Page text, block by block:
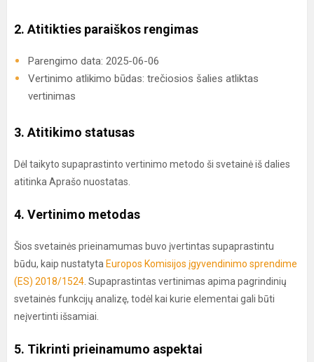
2. Atitikties paraiškos rengimas
Parengimo data: 2025-06-06
Vertinimo atlikimo būdas: trečiosios šalies atliktas
vertinimas
3. Atitikimo statusas
Dėl taikyto supaprastinto vertinimo metodo ši svetainė iš dalies
atitinka Aprašo nuostatas.
4. Vertinimo metodas
Šios svetainės prieinamumas buvo įvertintas supaprastintu
būdu, kaip nustatyta Europos Komisijos įgyvendinimo sprendime
(ES) 2018/1524 . Supaprastintas vertinimas apima pagrindinių
svetainės funkcijų analizę, todėl kai kurie elementai gali būti
neįvertinti išsamiai.
5. Tikrinti prieinamumo aspektai